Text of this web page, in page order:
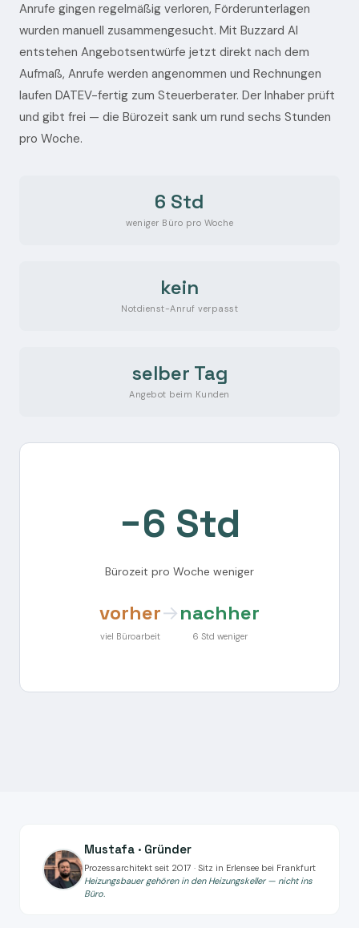
Anrufe gingen regelmäßig verloren, Förderunterlagen
wurden manuell zusammengesucht. Mit Buzzard AI
entstehen Angebotsentwürfe jetzt direkt nach dem
Aufmaß, Anrufe werden angenommen und Rechnungen
laufen DATEV-fertig zum Steuerberater. Der Inhaber prüft
und gibt frei — die Bürozeit sank um rund sechs Stunden
pro Woche.
6 Std
weniger Büro pro Woche
kein
Notdienst-Anruf verpasst
selber Tag
Angebot beim Kunden
−6 Std
Bürozeit pro Woche weniger
vorher
viel Büroarbeit
→nachher
6 Std weniger
Mustafa · Gründer
Prozessarchitekt seit 2017 · Sitz in Erlensee bei Frankfurt
Heizungsbauer gehören in den Heizungskeller — nicht ins
Büro.